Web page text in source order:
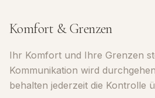
Komfort & Grenzen
Ihr Komfort und Ihre Grenzen
Kommunikation wird
behalten jederzeit die Kontrolle